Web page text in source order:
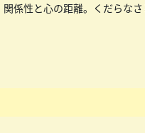
係性と心の距離。くだらな